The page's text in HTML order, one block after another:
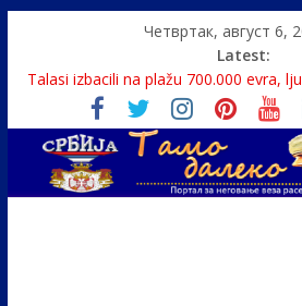
Четвртак, август 6,
Latest:
Talasi izbacili na plažu 700.000 evra,
Srbin zaspao na Dunavu, reka ga
Politika i seks glavne teme srpskih
U Srbiji pola miliona migranata, 100
Monasi spasili dete sa litice visoke 15